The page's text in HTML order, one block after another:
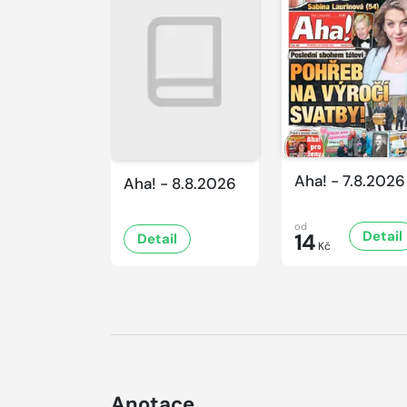
Aha! - 8.8.2026
Detail
Aha! - 7.8.2026
od
14 Kč
Detail